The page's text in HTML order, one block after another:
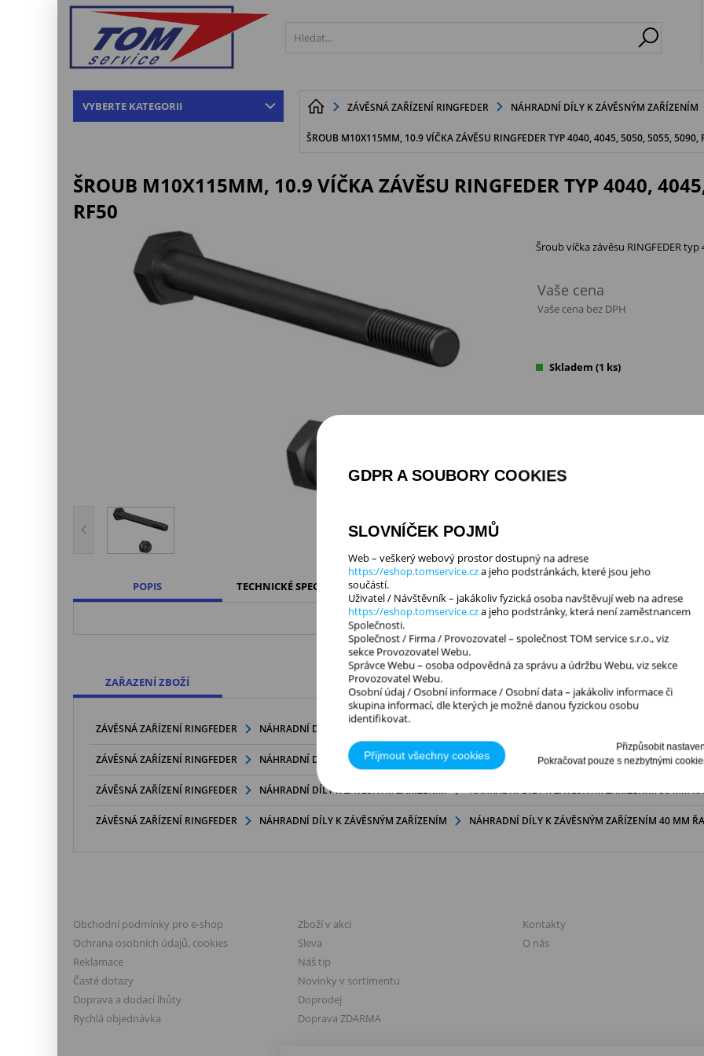
VYBERTE KATEGORII ZÁVĚSNÁ ZAŘÍZENÍ RINGFEDER NÁHRADNÍ DÍLY K ZÁVĚSNÝM ZAŘÍZENÍM
ŠROUB M10X115MM, 10.9 VÍČKA ZÁVĚSU RINGFEDER TYP 4040, 4045, 5050, 5055, 5090,
ŠROUB M10X115MM, 10.9 VÍČKA ZÁVĚSU RINGFEDER TYP 4040,
RF50
Šroub víčka závěsu RINGFEDER typ
Vaše cena
Vaše cena bez DPH
Skladem (1 ks)
Značka:
POPIS TECHNICKÉ SPECIFIKACE DOKUMENTY KE STAŽENÍ
ZAŘAZENÍ ZBOŽÍ
ZÁVĚSNÁ ZAŘÍZENÍ RINGFEDER NÁHRADNÍ DÍLY K ZÁVĚSNÝM ZAŘÍZENÍM
ZÁVĚSNÁ ZAŘÍZENÍ RINGFEDER NÁHRADNÍ DÍLY K ZÁVĚSNÝM ZAŘÍZENÍM NÁHRADNÍ DÍLY K ZÁVĚSNÝM ZAŘÍZENÍM 40 MM
ZÁVĚSNÁ ZAŘÍZENÍ RINGFEDER NÁHRADNÍ DÍLY K ZÁVĚSNÝM ZAŘÍZENÍM NÁHRADNÍ DÍLY K ZÁVĚSNÝM ZAŘÍZENÍM 50 MM
ZÁVĚSNÁ ZAŘÍZENÍ RINGFEDER NÁHRADNÍ DÍLY K ZÁVĚSNÝM ZAŘÍZENÍM NÁHRADNÍ DÍLY K ZÁVĚSNÝM ZAŘÍZENÍM 40 MM
Obchodní podmínky pro e-shop
Ochrana osobních údajů, cookies
Reklamace
Časté dotazy
Doprava a dodací lhůty
Rychlá objednávka
Zboží v akci
Sleva
Náš tip
Novinky v sortimentu
Doprodej
Doprava ZDARMA
Kontakty
O nás
GDPR A SOUBORY COOKIES
SLOVNÍČEK POJMŮ
Web – veškerý webový prostor dostupný na adrese
https://eshop.tomservice.cza jeho podstránkách, které jsou jeho
součástí.
Uživatel / Návštěvník – jakákoliv fyzická osoba navštěvují web na adrese
https://eshop.tomservice.cza jeho podstránky, která není zaměstnancem
Společnosti.
Společnost / Firma / Provozovatel – společnost TOM service s.r.o., viz
sekce Provozovatel Webu.
Správce Webu – osoba odpovědná za správu a údržbu Webu, viz sekce
Provozovatel Webu.
Osobní údaj / Osobní informace / Osobní data – jakákoliv informace či
skupina informací, dle kterých je možné danou fyzickou osobu
identifikovat.
VŠEOBECNÉ PODMÍNKY UŽÍVÁNÍ WEBU
Provozovatel Webu
Platěnice 56
IČO: 42937736
Provozovatel nenese odpovědnost za škody způsobené:
Jinými nepřímými faktory.
dostupnost ani bezchybný chod Webu.
Přijmout všechny cookies
Přizpůsobit
Pokračovat pouze s nezbytnými